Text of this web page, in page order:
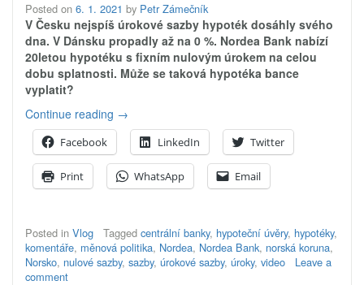
Posted on 6. 1. 2021 by Petr Zámečník
V Česku nejspíš úrokové sazby hypoték dosáhly svého
dna. V Dánsku propadly až na 0 %. Nordea Bank nabízí
20letou hypotéku s fixním nulovým úrokem na celou
dobu splatnosti. Může se taková hypotéka bance
vyplatit?
Continue reading „Hypotéka
s
nulovým
úrokem…
vyplatí
se
→
Facebook LinkedIn Twitter
Print WhatsApp Email
Posted in Vlog Tagged centrální banky, hypoteční úvěry, hypotéky,
komentáře, měnová politika, Nordea, Nordea Bank, norská koruna,
Norsko, nulové sazby, sazby, úrokové sazby, úroky, video
Leave a
comment